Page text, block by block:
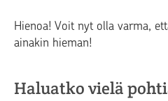
Hienoa! Voit nyt olla varma,
ainakin hieman!
Haluatko vielä